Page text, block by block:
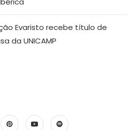
Evaristo recebe título de
da UNICAMP